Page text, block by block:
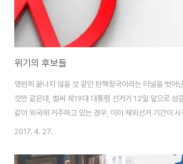
위기의 후보들
영원히 끝나지 않을 것 같던 탄핵정국이라는 터널을 벗어
것만 같은데, 벌써 제19대 대통령 선거가 12일 앞으로 성
같이 외국에 거주하고 있는 경우, 이미 재외선거 기간이 시
에서 소중한 한 표를 행사해야 할지 더욱 생각이 복잡해지
난 직후라 모든 국민이 대통령 선거의 중요성을 그 어느 때
2017. 4. 27.